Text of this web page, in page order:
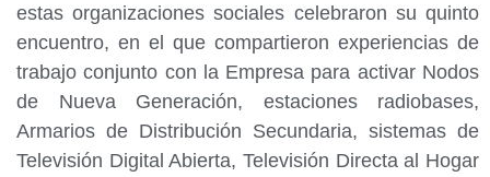
estas organizaciones sociales celebraron su quinto
encuentro, en el que compartieron experiencias de
trabajo conjunto con la Empresa para activar Nodos
de Nueva Generación, estaciones radiobases,
Armarios de Distribución Secundaria, sistemas de
Televisión Digital Abierta, Televisión Directa al Hogar